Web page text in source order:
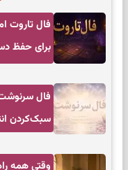
برای حفظ
سبک‌کردن
وقتی همه